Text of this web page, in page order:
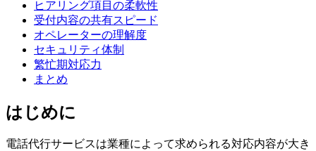
ヒアリング項目の柔軟性
受付内容の共有スピード
オペレーターの理解度
セキュリティ体制
繁忙期対応力
まとめ
はじめに
電話代行サービスは業種によって求められる対応内容が大き